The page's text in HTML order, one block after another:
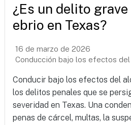
¿Es un delito
ebrio en Texas?
16 de marzo de 2026
Conducción bajo los efectos
Conducir bajo los efectos del
los delitos penales que se
severidad en Texas. Una
penas de cárcel, multas, la